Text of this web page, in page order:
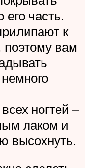
его часть.
к
поэтому вам
ногтей –
лаком и
высохнуть.